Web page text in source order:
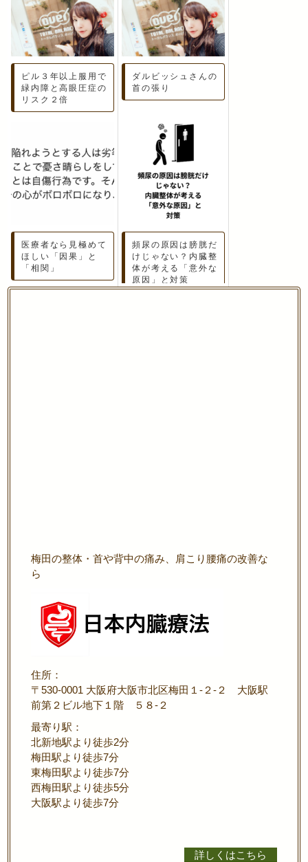
ピル３年以上服用で
緑内障と高眼圧症の
リスク２倍
ダルビッシュさんの
首の張り
医療者なら見極めて
ほしい「因果」と
「相関」
頻尿の原因は膀胱だ
けじゃない？内臓整
体が考える「意外な
原因」と対策
梅田の整体・首や背中の痛み、肩こり腰痛の改善な
ら
住所：
〒530-0001 大阪府大阪市北区梅田１-２-２ 大阪駅
前第２ビル地下１階 ５８-２
最寄り駅：
北新地駅より徒歩2分
梅田駅より徒歩7分
東梅田駅より徒歩7分
西梅田駅より徒歩5分
大阪駅より徒歩7分
詳しくはこちら